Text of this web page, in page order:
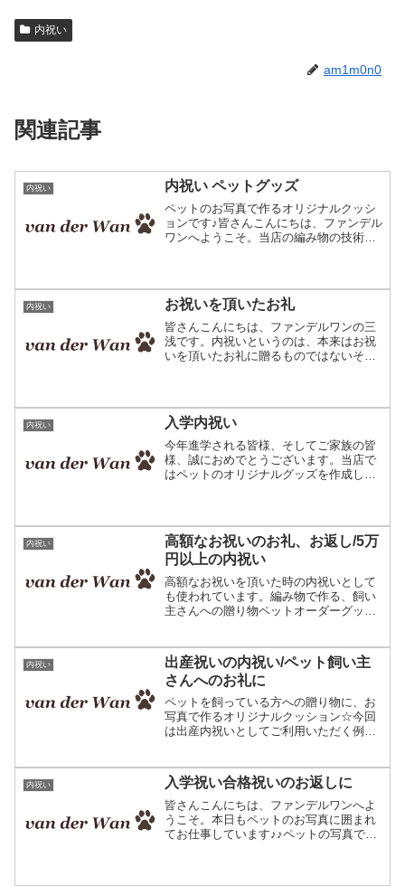
内祝い
am1m0n0
関連記事
内祝い 内祝い ペットグッズ
ペットのお写真で作るオリジナルクッシ
ョンです♪皆さんこんにちは、ファンデル
ワンへようこそ。当店の編み物の技術を
用いただく方も多いよう...
内祝い お祝いを頂いたお礼
皆さんこんにちは、ファンデルワンの三
浅です。内祝いというのは、本来はお祝
いを頂いたお礼に贈るものではないそう
いたりしてご近所さんやお...
内祝い 入学内祝い
今年進学される皆様、そしてご家族の皆
様、誠におめでとうございます。当店で
はペットのオリジナルグッズを作成して
のわんちゃん猫ちゃんペッ...
内祝い
高額なお祝いのお礼、お返し/5万
円以上の内祝い
高額なお祝いを頂いた時の内祝いとして
も使われています。編み物で作る、飼い
主さんへの贈り物ペットオーダーグッズ
額なお祝いを頂いた。お返しはどうしよ
う。」例えば、結婚や進学...
内祝い
出産祝いの内祝い/ペット飼い主
さんへのお礼に
ペットを飼っている方への贈り物に、お
写真で作るオリジナルクッション☆今回
は出産内祝いとしてご利用いただく例を
さん頂いたので、それに見合ったお礼を
したいというお客様たち。...
内祝い 入学祝い合格祝いのお返しに
皆さんこんにちは、ファンデルワンへよ
うこそ。本日もペットのお写真に囲まれ
てお仕事しています♪♪ペットの写真で作